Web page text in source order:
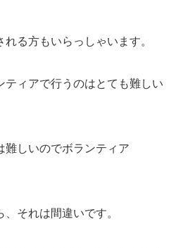
る方もいらっしゃいます。
ティアで行うのはとても難しい
難しいのでボランティア
それは間違いです。